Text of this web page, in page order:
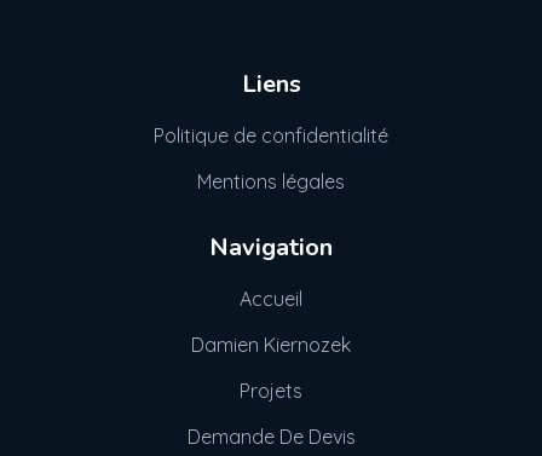
Liens
Politique de confidentialité
Mentions légales
Navigation
Accueil
Damien Kiernozek
Projets
Demande De Devis